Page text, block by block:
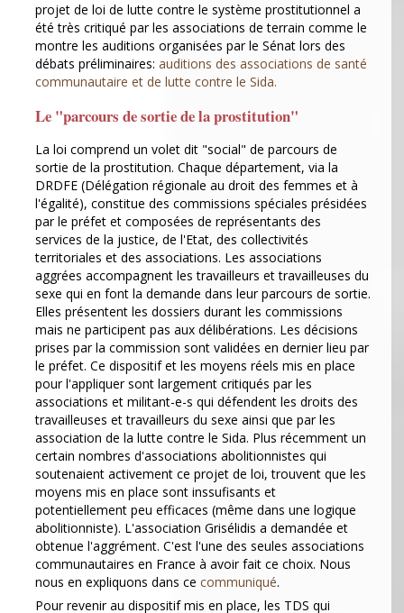
projet de loi de lutte contre le système prostitutionnel a
été très critiqué par les associations de terrain comme le
montre les auditions organisées par le Sénat lors des
débats préliminaires: auditions des associations de santé
communautaire et de lutte contre le Sida.
Le "parcours de sortie de la prostitution"
La loi comprend un volet dit "social" de parcours de
sortie de la prostitution. Chaque département, via la
DRDFE (Délégation régionale au droit des femmes et à
l'égalité), constitue des commissions spéciales présidées
par le préfet et composées de représentants des
services de la justice, de l'Etat, des collectivités
territoriales et des associations. Les associations
aggrées accompagnent les travailleurs et travailleuses du
sexe qui en font la demande dans leur parcours de sortie.
Elles présentent les dossiers durant les commissions
mais ne participent pas aux délibérations. Les décisions
prises par la commission sont validées en dernier lieu par
le préfet. Ce dispositif et les moyens réels mis en place
pour l'appliquer sont largement critiqués par les
associations et militant-e-s qui défendent les droits des
travailleuses et travailleurs du sexe ainsi que par les
association de la lutte contre le Sida. Plus récemment un
certain nombres d'associations abolitionnistes qui
soutenaient activement ce projet de loi, trouvent que les
moyens mis en place sont inssufisants et
potentiellement peu efficaces (même dans une logique
abolitionniste). L'association Grisélidis a demandée et
obtenue l'aggrément. C'est l'une des seules associations
communautaires en France à avoir fait ce choix. Nous
nous en expliquons dans ce communiqué.
Pour revenir au dispositif mis en place, les TDS qui